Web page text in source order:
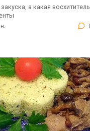
а какая